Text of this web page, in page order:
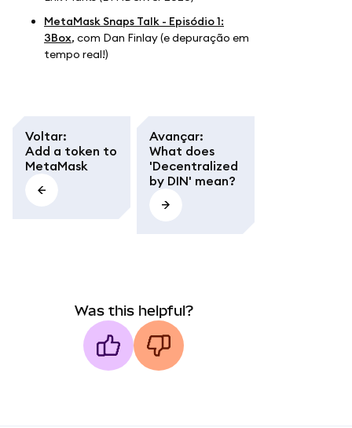
MetaMask Snaps Talk - Episódio 1:
3Box, com Dan Finlay (e depuração em
tempo real!)
Voltar:
Add a token to
MetaMask
Avançar:
What does
'Decentralized
by DIN' mean?
Was this helpful?